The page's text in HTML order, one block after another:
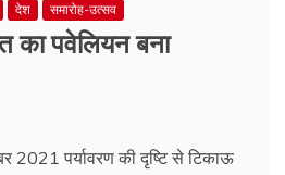
देश समारोह-उत्सव
का पवेलियन बना
2021 पर्यावरण की दृष्टि से टिकाऊ